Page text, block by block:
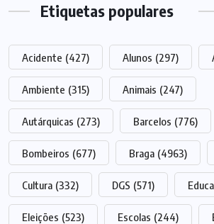
Etiquetas populares
Acidente (427) Alunos (297)
Ambiente (315) Animais (247)
Autárquicas (273) Barcelos (776)
Bombeiros (677) Braga (4963)
Cultura (332) DGS (571)
Eleições (523) Escolas (244)